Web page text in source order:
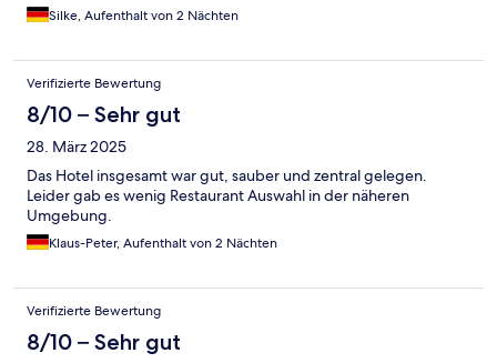
Silke, Aufenthalt von 2 Nächten
Verifizierte Bewertung
8/10 – Sehr gut
28. März 2025
Das Hotel insgesamt war gut, sauber und zentral gelegen.
Leider gab es wenig Restaurant Auswahl in der näheren
Umgebung.
Klaus-Peter, Aufenthalt von 2 Nächten
Verifizierte Bewertung
8/10 – Sehr gut